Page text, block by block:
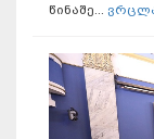
წინაშე...